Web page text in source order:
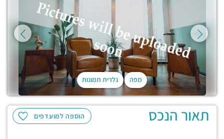
מפה גלרית תמונות
הוספה למועדפים תאור הנכס